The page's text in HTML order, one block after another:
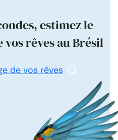
estimez le
rêves au Brésil
de vos rêves